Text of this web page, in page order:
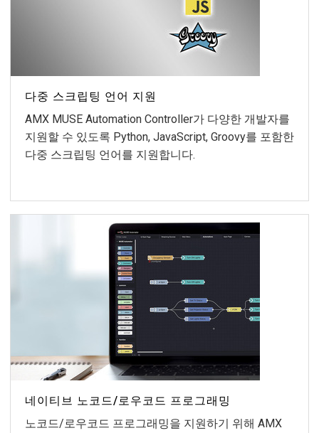
다중 스크립팅 언어 지원
AMX MUSE Automation Controller가 다양한 개발자를
지원할 수 있도록 Python, JavaScript, Groovy를 포함한
다중 스크립팅 언어를 지원합니다.
네이티브 노코드/로우코드 프로그래밍
노코드/로우코드 프로그래밍을 지원하기 위해 AMX